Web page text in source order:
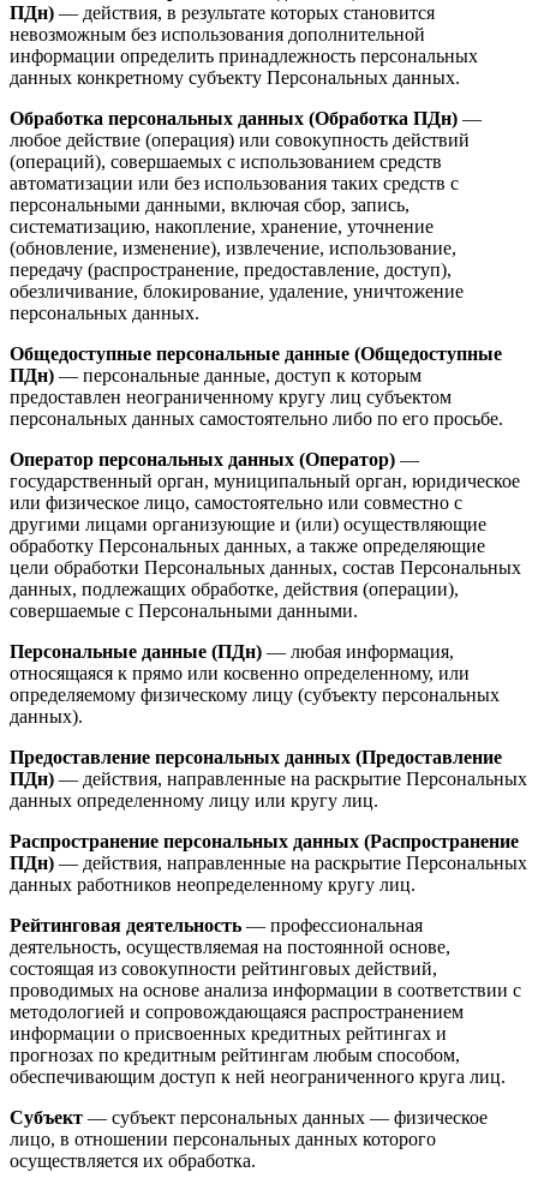
ПДн) — действия, в результате которых становится
невозможным без использования дополнительной
информации определить принадлежность персональных
данных конкретному субъекту Персональных данных.
Обработка персональных данных (Обработка ПДн) —
любое действие (операция) или совокупность действий
(операций), совершаемых с использованием средств
автоматизации или без использования таких средств с
персональными данными, включая сбор, запись,
систематизацию, накопление, хранение, уточнение
(обновление, изменение), извлечение, использование,
передачу (распространение, предоставление, доступ),
обезличивание, блокирование, удаление, уничтожение
персональных данных.
Общедоступные персональные данные (Общедоступные
ПДн) — персональные данные, доступ к которым
предоставлен неограниченному кругу лиц субъектом
персональных данных самостоятельно либо по его просьбе.
Оператор персональных данных (Оператор) —
государственный орган, муниципальный орган, юридическое
или физическое лицо, самостоятельно или совместно с
другими лицами организующие и (или) осуществляющие
обработку Персональных данных, а также определяющие
цели обработки Персональных данных, состав Персональных
данных, подлежащих обработке, действия (операции),
совершаемые с Персональными данными.
Персональные данные (ПДн) — любая информация,
относящаяся к прямо или косвенно определенному, или
определяемому физическому лицу (субъекту персональных
данных).
Предоставление персональных данных (Предоставление
ПДн) — действия, направленные на раскрытие Персональных
данных определенному лицу или кругу лиц.
Распространение персональных данных (Распространение
ПДн) — действия, направленные на раскрытие Персональных
данных работников неопределенному кругу лиц.
Рейтинговая деятельность — профессиональная
деятельность, осуществляемая на постоянной основе,
состоящая из совокупности рейтинговых действий,
проводимых на основе анализа информации в соответствии с
методологией и сопровождающаяся распространением
информации о присвоенных кредитных рейтингах и
прогнозах по кредитным рейтингам любым способом,
обеспечивающим доступ к ней неограниченного круга лиц.
Субъект — субъект персональных данных — физическое
лицо, в отношении персональных данных которого
осуществляется их обработка.